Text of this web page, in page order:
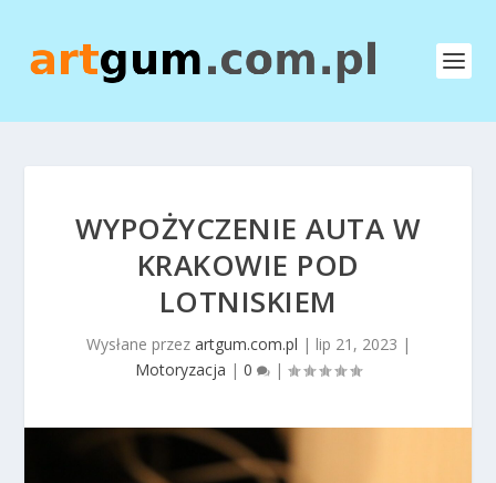
WYPOŻYCZENIE AUTA W
KRAKOWIE POD
LOTNISKIEM
Wysłane przez artgum.com.pl | lip 21, 2023 |
Motoryzacja | 0 |